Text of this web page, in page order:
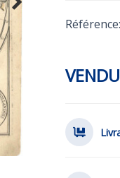
VENDU